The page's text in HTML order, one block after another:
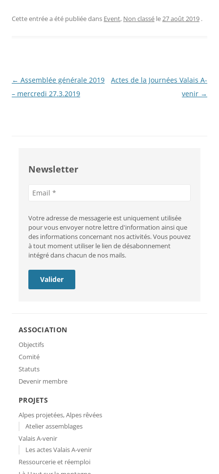
Cette entrée a été publiée dans Event, Non classé le27 août 2019 .
Navigation
des
← Assemblée générale 2019
– mercredi 27.3.2019
Actes de la Journées Valais A-
venir →
Newsletter
Adresse
mail
Votre adresse de messagerie est uniquement utilisée
pour vous envoyer notre lettre d'information ainsi que
des informations concernant nos activités. Vous pouvez
à tout moment utiliser le lien de désabonnement
intégré dans chacun de nos mails.
ASSOCIATION
Objectifs
Comité
Statuts
Devenir membre
PROJETS
Alpes projetées, Alpes rêvées
Atelier assemblages
Valais A-venir
Les actes Valais A-venir
Ressourcerie et réemploi